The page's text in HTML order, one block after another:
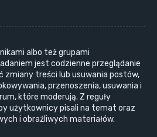
albo też grupami
jest codzienne przeglądanie
zmiany treści lub usuwania postów,
przenoszenia, usuwania i
które moderują. Z reguły
użytkownicy pisali na temat oraz
i obraźliwych materiałów.